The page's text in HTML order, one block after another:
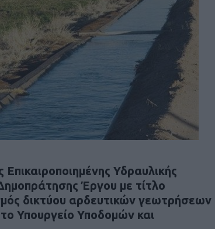
Υδραυλικής
Έργου με τίτλο
δικτύου αρδευτικών γεωτρήσεων
Υπουργείο Υποδομών και